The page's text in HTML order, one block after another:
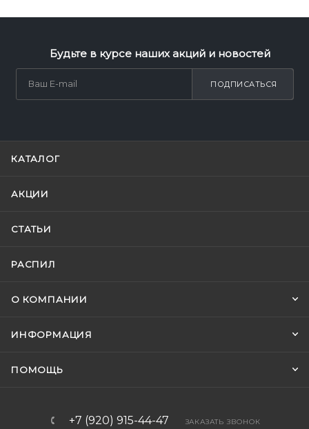
Будьте в курсе наших акций и новостей
ПОДПИСАТЬСЯ
КАТАЛОГ
АКЦИИ
СТАТЬИ
РАСПИЛ
О КОМПАНИИ
ИНФОРМАЦИЯ
ПОМОЩЬ
+7 (920) 915-44-47 ЗАКАЗАТЬ ЗВОНОК